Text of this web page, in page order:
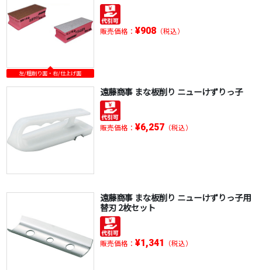
左/粗削り面・右/仕上げ面
販売価格： ¥908（税込）
遠藤商事 まな板削り ニューけずりっ子
販売価格： ¥6,257（税込）
遠藤商事 まな板削り ニューけずりっ子用
替刃 2枚セット
販売価格： ¥1,341 （税込）